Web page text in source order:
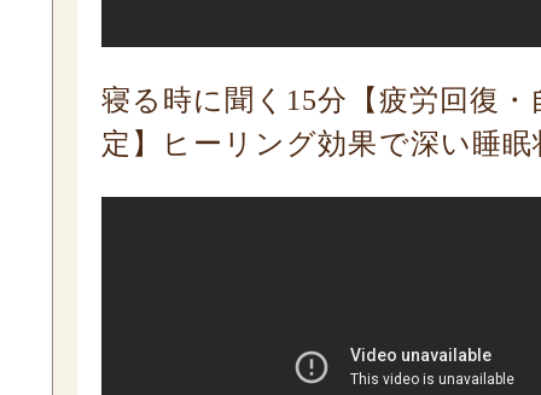
寝る時に聞く15分【疲労回復・
定】ヒーリング効果で深い睡眠